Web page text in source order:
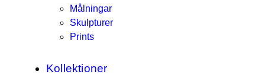
Målningar
Skulpturer
Prints
Kollektioner